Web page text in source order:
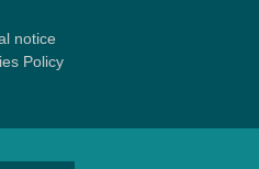
notice
Policy